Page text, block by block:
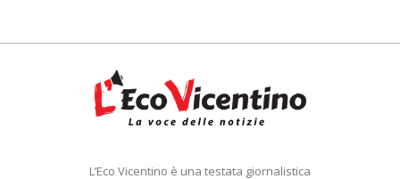
L’Eco Vicentino è una testata giornalistica